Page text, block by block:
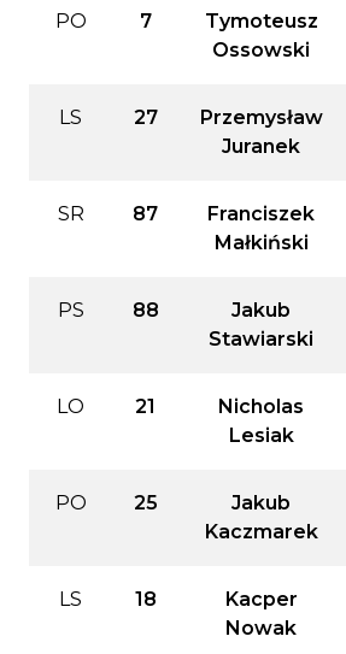
PO 7
Tymoteusz
Ossowski
LS 27
Przemysław
Juranek
SR 87
Franciszek
Małkiński
PS 88
Jakub
Stawiarski
LO 21
Nicholas
Lesiak
PO 25
Jakub
Kaczmarek
LS 18
Kacper
Nowak